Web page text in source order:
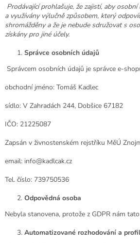
Prodávající prohlašuje, že zajistí, aby
a využívány výlučně způsobem, který
shromážděny a že je nebude sdružovat s
získány pro jiné účely.
Správce osobních údajů
Správcem osobních údajů je správce e-
obchodní jméno: Tomáš Kadlec
sídlo: V Zahradách 244, Dobšice 67182
IČO: 21225087
Zapsán v živnostenském rejstříku MěÚ
email: info@kadlcak.cz
Tel. číslo: 739750536
Odpovědná osoba
Nebyla stanovena, protože z GDPR nám
Automatizované rozhodování a